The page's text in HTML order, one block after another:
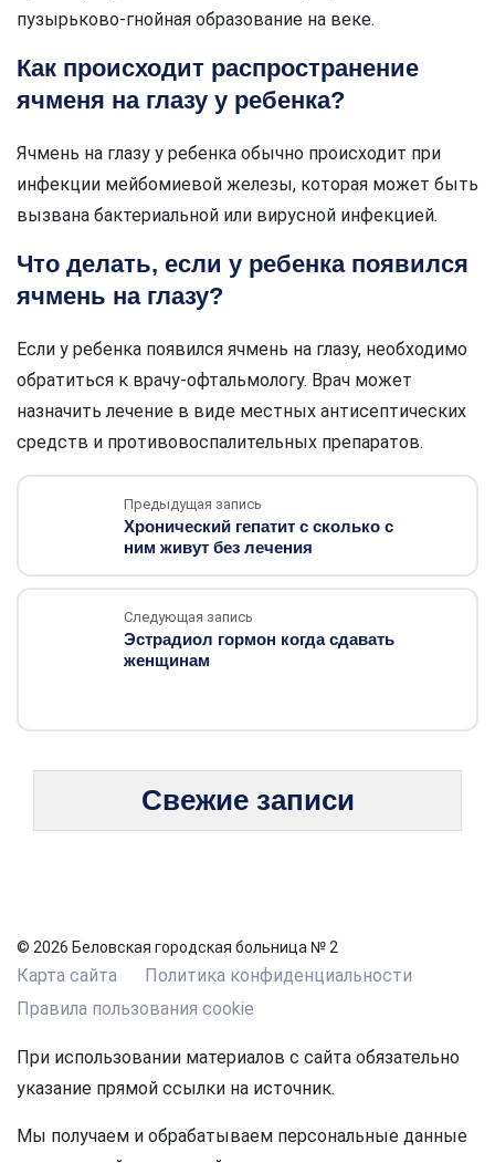
пузырьково-гнойная образование на веке.
Как происходит распространение
ячменя на глазу у ребенка?
Ячмень на глазу у ребенка обычно происходит при
инфекции мейбомиевой железы, которая может быть
вызвана бактериальной или вирусной инфекцией.
Что делать, если у ребенка появился
ячмень на глазу?
Если у ребенка появился ячмень на глазу, необходимо
обратиться к врачу-офтальмологу. Врач может
назначить лечение в виде местных антисептических
средств и противовоспалительных препаратов.
Предыдущая запись
Хронический гепатит с сколько с
ним живут без лечения
Следующая запись
Эстрадиол гормон когда сдавать
женщинам
Свежие записи
© 2026 Беловская городская больница № 2
Карта сайта
Политика конфиденциальности
Правила пользования cookie
При использовании материалов с сайта обязательно
указание прямой ссылки на источник.
Мы получаем и обрабатываем персональные данные